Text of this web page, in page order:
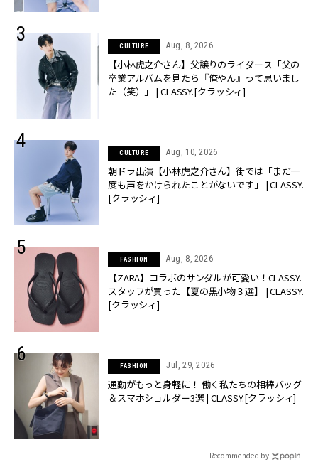
CULTURE Aug, 8, 2026
【小林虎之介さん】父譲りのライダース「父の
卒業アルバムを見たら『俺やん』って思いまし
た（笑）」 | CLASSY.[クラッシィ]
CULTURE Aug, 10, 2026
朝ドラ出演【小林虎之介さん】街では「まだ一
度も声をかけられたことがないです」 | CLASSY.
[クラッシィ]
FASHION Aug, 8, 2026
【ZARA】コラボのサンダルが可愛い！CLASSY.
スタッフが買った【夏の黒小物３選】 | CLASSY.
[クラッシィ]
FASHION Jul, 29, 2026
通勤がもっと身軽に！ 働く私たちの相棒バッグ
＆スマホショルダー3選 | CLASSY.[クラッシィ]
Recommended by